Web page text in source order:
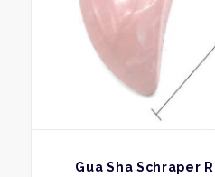
BEKIJK
Gua Sha Schraper